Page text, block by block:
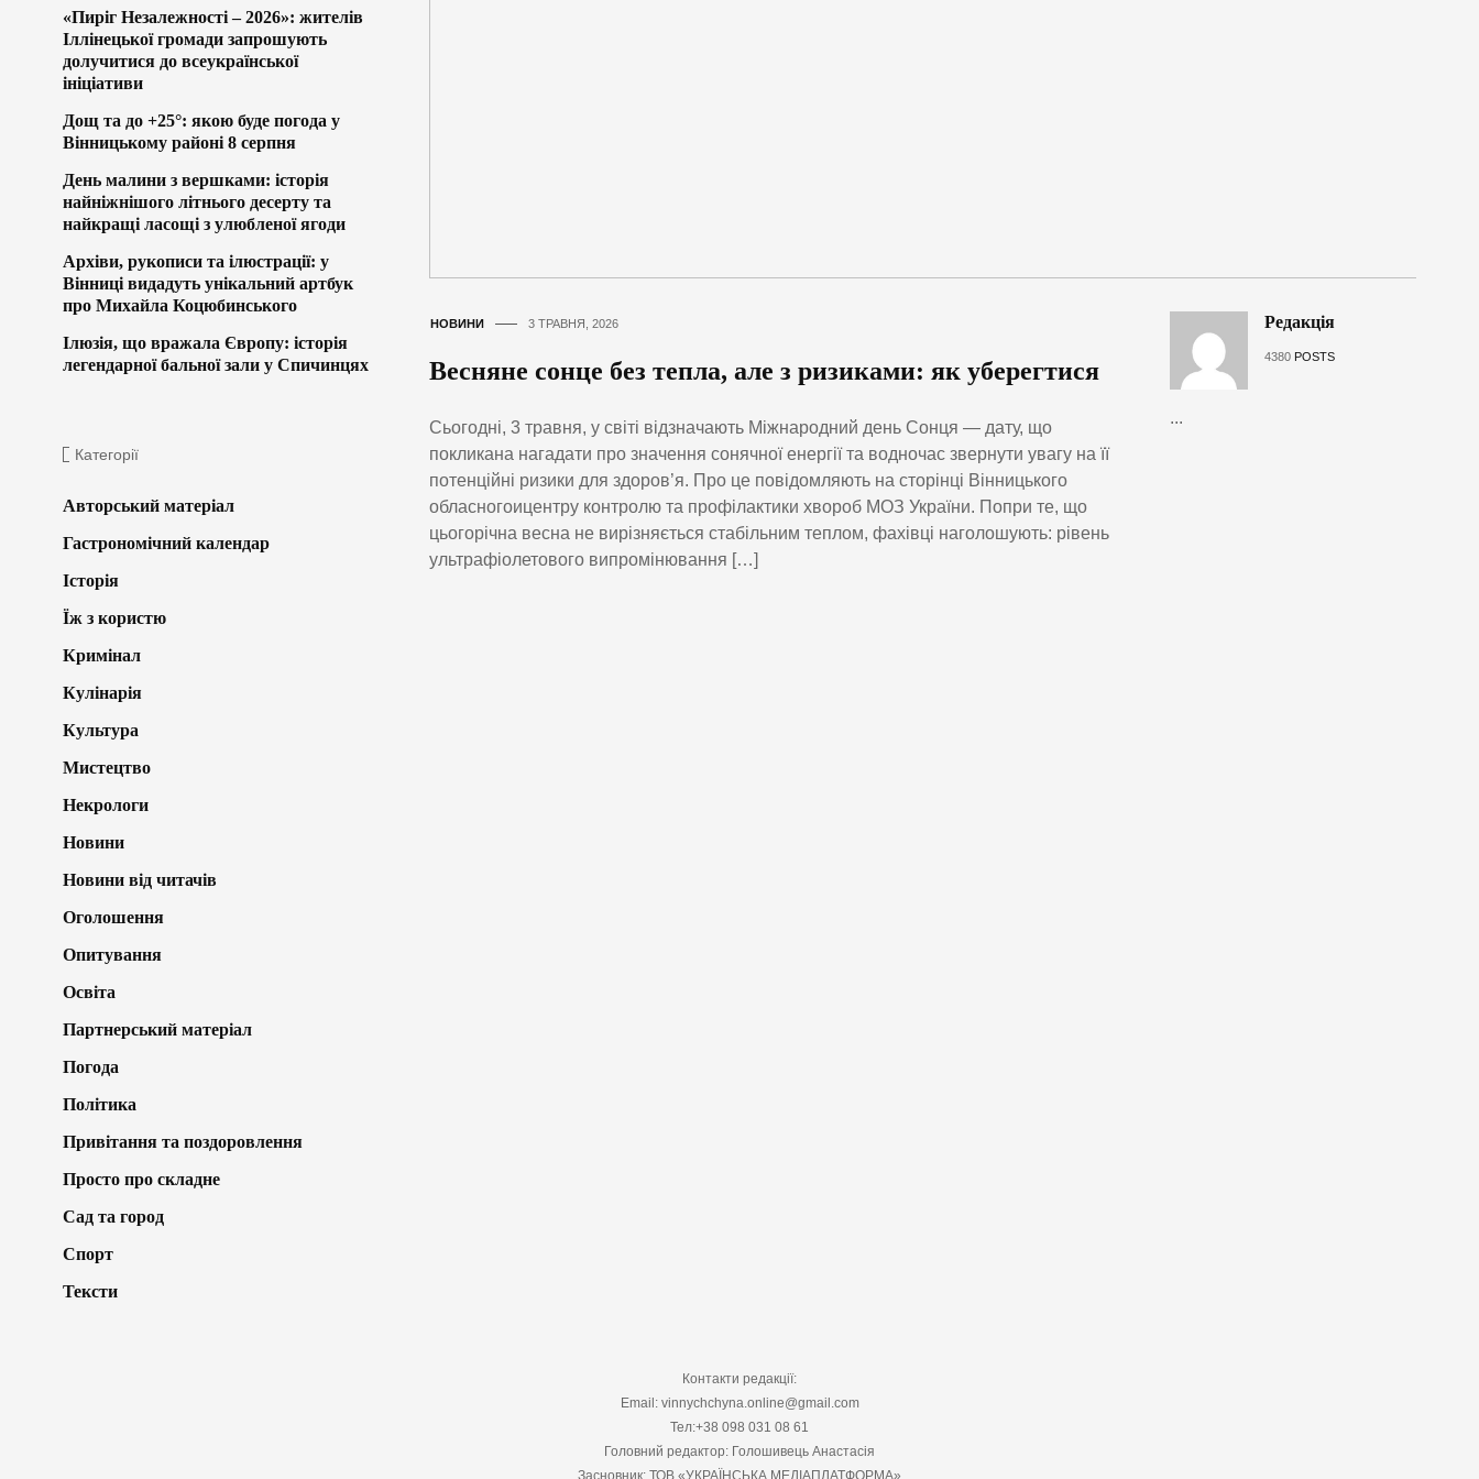
НОВИНИ 3 ТРАВНЯ, 2026
Весняне сонце без тепла, але з ризиками: як уберегтися
Сьогодні, 3 травня, у світі відзначають Міжнародний день Сонця — дату, що
покликана нагадати про значення сонячної енергії та водночас звернути увагу на її
потенційні ризики для здоров’я. Про це повідомляють на сторінці Вінницького
обласногоицентру контролю та профілактики хвороб МОЗ України. Попри те, що
цьогорічна весна не вирізняється стабільним теплом, фахівці наголошують: рівень
ультрафіолетового випромінювання […]
Редакція
4380 POSTS
...
«Пиріг Незалежності – 2026»: жителів
Іллінецької громади запрошують
долучитися до всеукраїнської
ініціативи
Дощ та до +25°: якою буде погода у
Вінницькому районі 8 серпня
День малини з вершками: історія
найніжнішого літнього десерту та
найкращі ласощі з улюбленої ягоди
Архіви, рукописи та ілюстрації: у
Вінниці видадуть унікальний артбук
про Михайла Коцюбинського
Ілюзія, що вражала Європу: історія
легендарної бальної зали у Спичинцях
Категорії
Авторський матеріал
Гастрономічний календар
Історія
Їж з користю
Кримінал
Кулінарія
Культура
Мистецтво
Некрологи
Новини
Новини від читачів
Оголошення
Опитування
Освіта
Партнерський матеріал
Погода
Політика
Привітання та поздоровлення
Просто про складне
Сад та город
Спорт
Тексти
Контакти редакції:
Email: vinnychchyna.online@gmail.com
Тел:+38 098 031 08 61
Головний редактор: Голошивець Анастасія
Засновник: ТОВ «УКРАЇНСЬКА МЕДІАПЛАТФОРМА»